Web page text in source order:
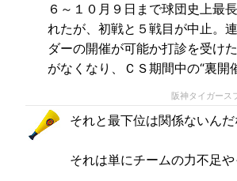
６～１０月９日まで球団史上最
れたが、初戦と５戦目が中止。
ダーの開催が可能か打診を受け
がなくなり、ＣＳ期間中の“裏開
阪神タイガース
それと最下位は関係ないんだ
それは単にチームの力不足